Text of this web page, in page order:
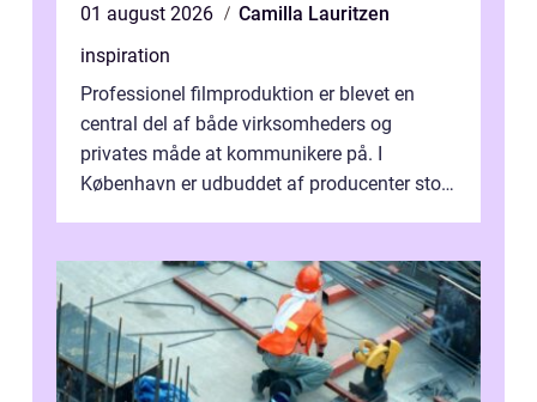
01 august 2026
Camilla Lauritzen
inspiration
Professionel filmproduktion er blevet en
central del af både virksomheders og
privates måde at kommunikere på. I
København er udbuddet af producenter stort,